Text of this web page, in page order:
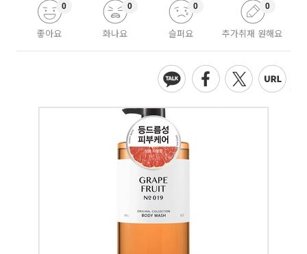
좋아요
0
화나요
0
슬퍼요
0
추가취재 원해요
0